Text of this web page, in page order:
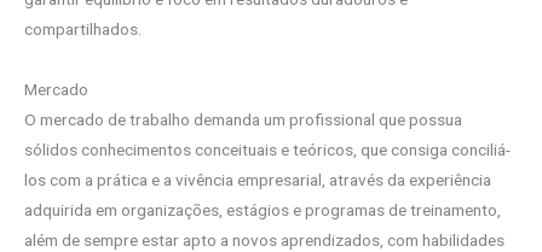
compartilhados.
Mercado
O mercado de trabalho demanda um profissional que possua
sólidos conhecimentos conceituais e teóricos, que consiga conciliá-
los com a prática e a vivência empresarial, através da experiência
adquirida em organizações, estágios e programas de treinamento,
além de sempre estar apto a novos aprendizados, com habilidades